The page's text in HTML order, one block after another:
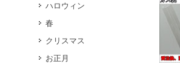
ハロウィン
春
クリスマス
お正月